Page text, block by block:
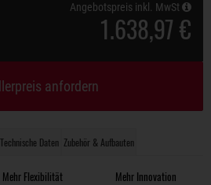
Technische Daten Zubehör & Aufbauten
Mehr Flexibilität Mehr Innovation
Angebotspreis inkl. MwSt
1.638,97 €
anfordern